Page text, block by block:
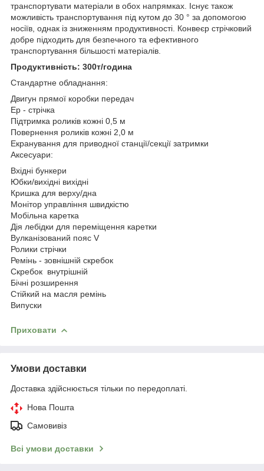
транспортувати матеріали в обох напрямках. Існує також
можливість транспортування під кутом до 30 ° за допомогою
носіїв, однак із зниженням продуктивності. Конвеєр стрічковий
добре підходить для безпечного та ефективного
транспортування більшості матеріалів.
Продуктивність: 300т/година
Стандартне обладнання:
Двигун прямої коробки передач
Ep - стрічка
Підтримка роликів кожні 0,5 м
Повернення роликів кожні 2,0 м
Екранування для приводної станції/секції затримки
Аксесуари:
Вхідні бункери
Юбки/вихідні вихідні
Кришка для верху/дна
Монітор управління швидкістю
Мобільна каретка
Дія лебідки для переміщення каретки
Вулканізований пояс V
Ролики стрічки
Ремінь - зовнішній скребок
Скребок внутрішній
Бічні розширення
Стійкий на масля ремінь
Випуски
Приховати
Умови доставки
Доставка здійснюється тільки по передоплаті.
Нова Пошта
Самовивіз
Всі умови доставки